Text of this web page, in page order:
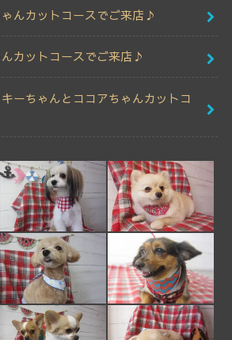
んカットコースでご来店♪
カットコースでご来店♪
ーちゃんとココアちゃんカットコ